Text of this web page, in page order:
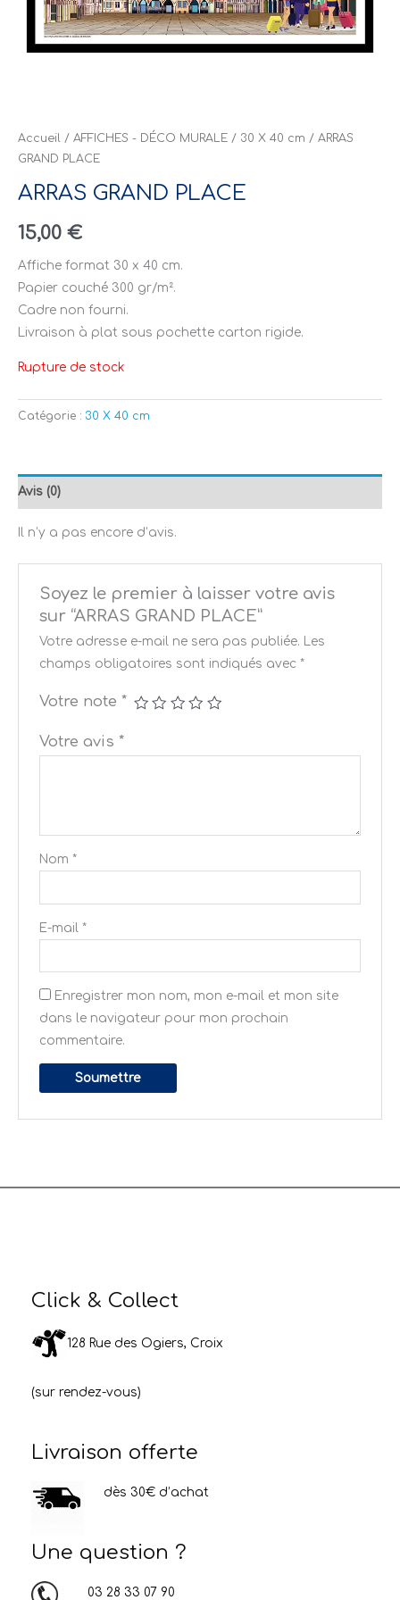
Accueil / AFFICHES - DÉCO MURALE / 30 X 40 cm / ARRAS
GRAND PLACE
ARRAS GRAND PLACE
15,00 €
Affiche format 30 x 40 cm.
Papier couché 300 gr/m².
Cadre non fourni.
Livraison à plat sous pochette carton rigide.
Rupture de stock
Catégorie : 30 X 40 cm
Avis (0)
Il n’y a pas encore d’avis.
Soyez le premier à laisser votre avis
sur “ARRAS GRAND PLACE”
Votre adresse e-mail ne sera pas publiée. Les
champs obligatoires sont indiqués avec *
Votre note *
Votre avis *
Nom *
E-mail *
Enregistrer mon nom, mon e-mail et mon site
dans le navigateur pour mon prochain
commentaire.
Click & Collect
128 Rue des Ogiers, Croix
(sur rendez-vous)
Livraison offerte
dès 30€ d’achat
Une question ?
03 28 33 07 90